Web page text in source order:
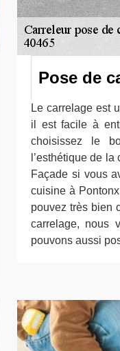
Pose de
Le carrelage est
il est facile à
choisissez le
l’esthétique de
Façade si vous
cuisine à
pouvez très bien
carrelage, nous
pouvons aussi